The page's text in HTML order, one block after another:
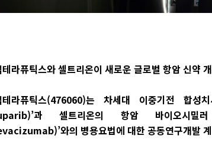
라퓨틱스와 셀트리온이 새로운 글로벌 항암 신약
테라퓨틱스(476060)는 차세대 이중기전 합성
과 셀트리온의 항암 바이오시밀
와의 병용요법에 대한 공동연구개발